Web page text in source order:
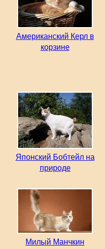
Американский Керл в
корзине
Японский Бобтейл на
природе
Милый Манчкин